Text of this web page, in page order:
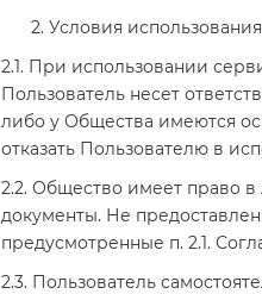
Условия
2.1. При использовании
Пользователь несет
либо у Общества имеются
отказать Пользователю в
2.2. Общество имеет право
документы. Не
предусмотренные п. 2.1.
2.3. Пользователь